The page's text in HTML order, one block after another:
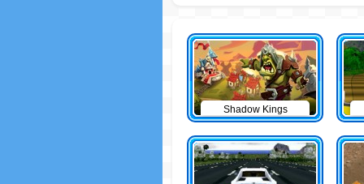
Shadow Kings